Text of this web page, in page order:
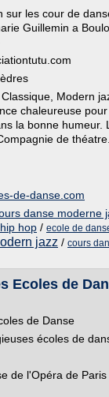
sur les cour de
Guillemin a
Modern
chaleureuse
la bonne humeur.
de
de-danse.com
danse moderne
hop / ecole de
jazz / cours
Ecoles de
de Danse
écoles de
de l'Opéra de Paris